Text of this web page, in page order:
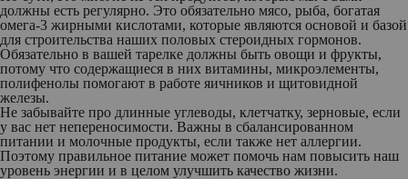
должны есть регулярно. Это обязательно мясо, рыба, богатая
омега-3 жирными кислотами, которые являются основой и базой
для строительства наших половых стероидных гормонов.
Обязательно в вашей тарелке должны быть овощи и фрукты,
потому что содержащиеся в них витамины, микроэлементы,
полифенолы помогают в работе яичников и щитовидной
железы.
Не забывайте про длинные углеводы, клетчатку, зерновые, если
у вас нет непереносимости. Важны в сбалансированном
питании и молочные продукты, если также нет аллергии.
Поэтому правильное питание может помочь нам повысить наш
уровень энергии и в целом улучшить качество жизни.